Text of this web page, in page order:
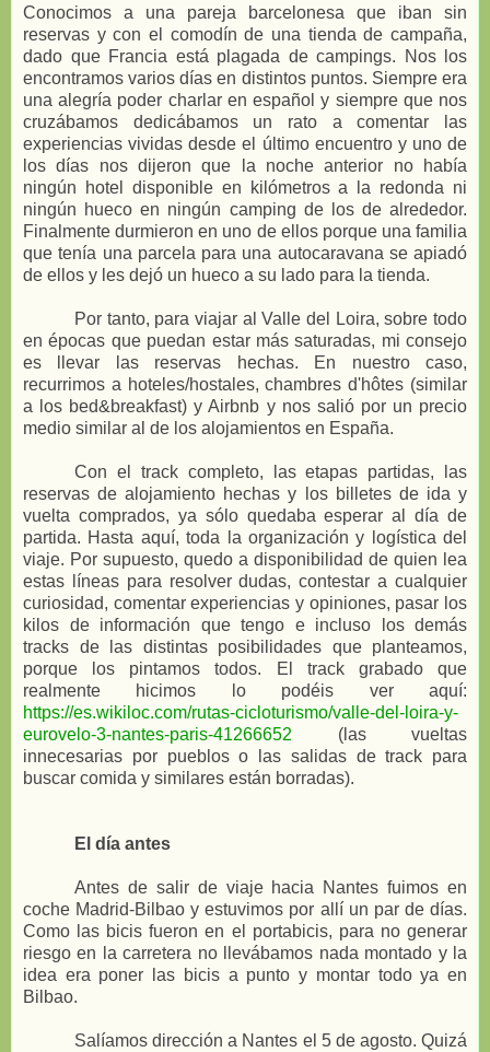
Conocimos a una pareja barcelonesa que iban sin
reservas y con el comodín de una tienda de campaña,
dado que Francia está plagada de campings. Nos los
encontramos varios días en distintos puntos. Siempre era
una alegría poder charlar en español y siempre que nos
cruzábamos dedicábamos un rato a comentar las
experiencias vividas desde el último encuentro y uno de
los días nos dijeron que la noche anterior no había
ningún hotel disponible en kilómetros a la redonda ni
ningún hueco en ningún camping de los de alrededor.
Finalmente durmieron en uno de ellos porque una familia
que tenía una parcela para una autocaravana se apiadó
de ellos y les dejó un hueco a su lado para la tienda.
Por tanto, para viajar al Valle del Loira, sobre todo
en épocas que puedan estar más saturadas, mi consejo
es llevar las reservas hechas. En nuestro caso,
recurrimos a hoteles/hostales, chambres d'hôtes (similar
a los bed&breakfast) y Airbnb y nos salió por un precio
medio similar al de los alojamientos en España.
Con el track completo, las etapas partidas, las
reservas de alojamiento hechas y los billetes de ida y
vuelta comprados, ya sólo quedaba esperar al día de
partida. Hasta aquí, toda la organización y logística del
viaje. Por supuesto, quedo a disponibilidad de quien lea
estas líneas para resolver dudas, contestar a cualquier
curiosidad, comentar experiencias y opiniones, pasar los
kilos de información que tengo e incluso los demás
tracks de las distintas posibilidades que planteamos,
porque los pintamos todos. El track grabado que
realmente hicimos lo podéis ver aquí:
https://es.wikiloc.com/rutas-cicloturismo/valle-del-loira-y-
eurovelo-3-nantes-paris-41266652 (las vueltas
innecesarias por pueblos o las salidas de track para
buscar comida y similares están borradas).
El día antes
Antes de salir de viaje hacia Nantes fuimos en
coche Madrid-Bilbao y estuvimos por allí un par de días.
Como las bicis fueron en el portabicis, para no generar
riesgo en la carretera no llevábamos nada montado y la
idea era poner las bicis a punto y montar todo ya en
Bilbao.
Salíamos dirección a Nantes el 5 de agosto. Quizá